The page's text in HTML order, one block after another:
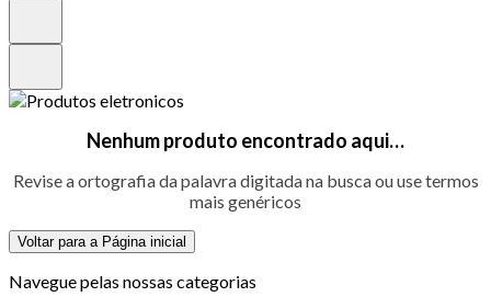
Nenhum produto encontrado aqui…
Revise a ortografia da palavra digitada na busca ou use termos
mais genéricos
Voltar para a Página inicial
Navegue pelas nossas categorias